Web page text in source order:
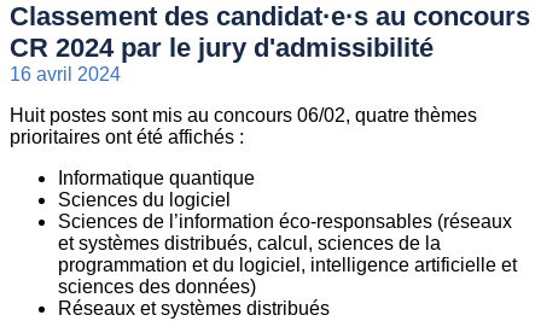
Classement des candidat·e·s au concours
CR 2024 par le jury d'admissibilité
16 avril 2024
Huit postes sont mis au concours 06/02, quatre thèmes
prioritaires ont été affichés :
Informatique quantique
Sciences du logiciel
Sciences de l’information éco-responsables (réseaux
et systèmes distribués, calcul, sciences de la
programmation et du logiciel, intelligence artificielle et
sciences des données)
Réseaux et systèmes distribués